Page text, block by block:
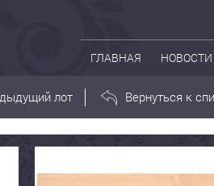
ГЛАВНАЯ НОВОСТИ
лот Вернуться к